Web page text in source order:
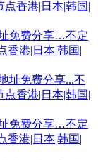
址免费分享…不定
香港|日本|韩国|
址免费分享…不定
香港|日本|韩国|